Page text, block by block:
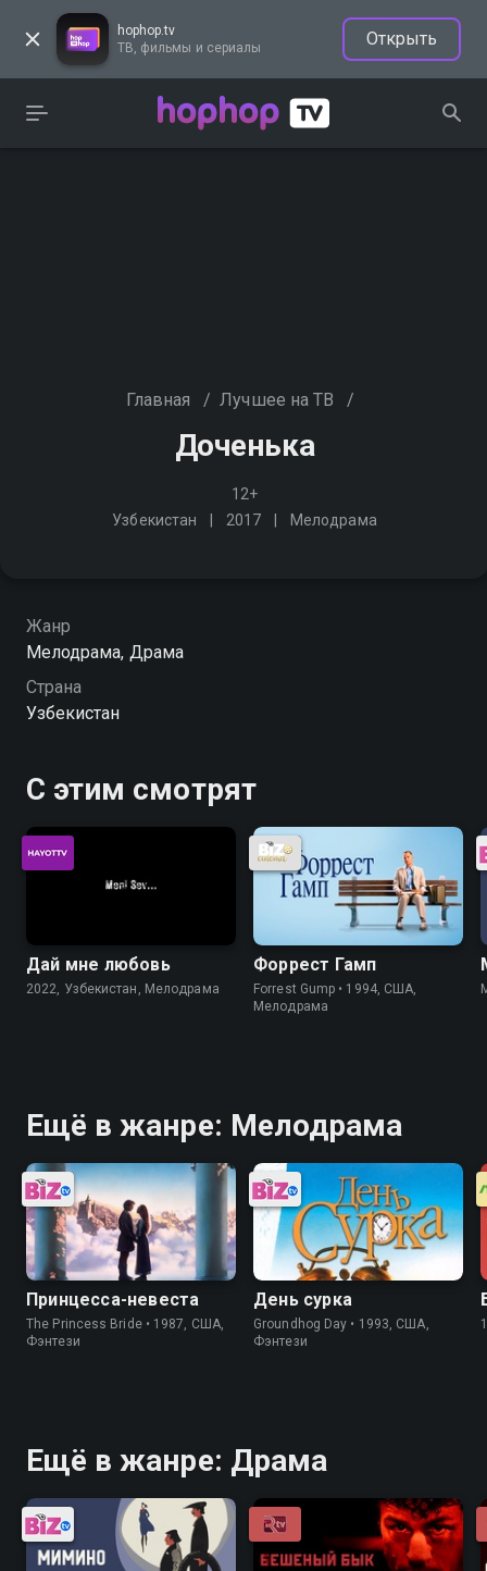
hophop.tv
ТВ, фильмы и сериалы
Открыть
Главная / Лучшее на ТВ /
Доченька
12+
Узбекистан
2017 Мелодрама
Жанр
Мелодрама, Драма
Страна
Узбекистан
С этим смотрят
Дай мне любовь
2022, Узбекистан, Мелодрама
Форрест Гамп
Forrest Gump • 1994, США,
Мелодрама
Ещё в жанре: Мелодрама
Принцесса-невеста
The Princess Bride • 1987, США,
Фэнтези
День сурка
Groundhog Day • 1993, США,
Фэнтези
Ещё в жанре: Драма